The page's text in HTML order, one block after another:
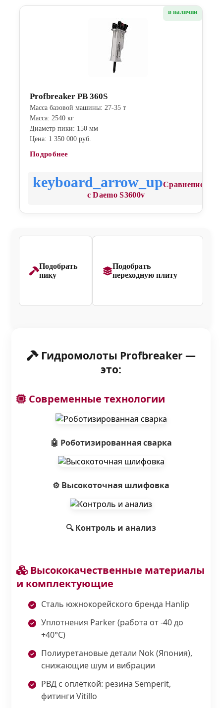
в наличии
Profbreaker PB 360S
Масса базовой машины: 27-35 т
Масса: 2540 кг
Диаметр пики: 150 мм
Цена: 1 350 000 руб.
Подробнее
Сравнение
с Daemo S3600v
Подобрать
пику
Подобрать
переходную плиту
Гидромолоты Profbreaker —
это:
Современные технологии
🤖 Роботизированная сварка
⚙️ Высокоточная шлифовка
🔍 Контроль и анализ
Высококачественные материалы
и комплектующие
Сталь южнокорейского бренда Hanlip
Уплотнения Parker (работа от -40 до
+40°С)
Полиуретановые детали Nok (Япония),
снижающие шум и вибрации
РВД с оплёткой: резина Semperit,
фитинги Vitillo